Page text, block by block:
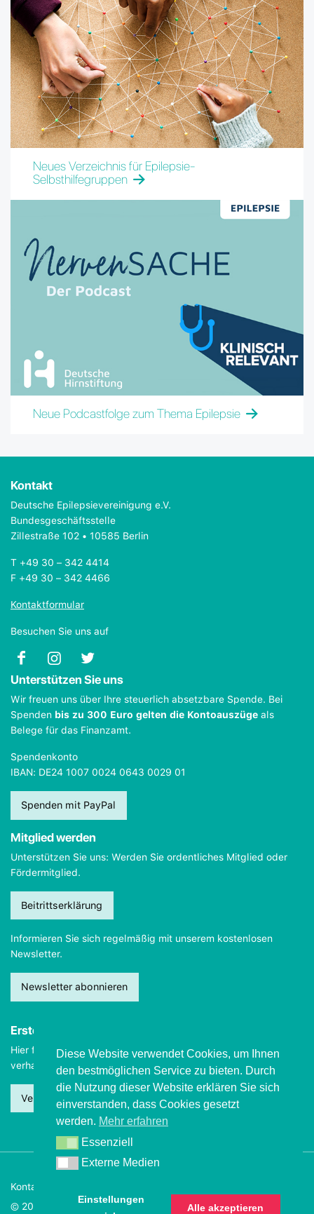
Neues Verzeichnis für Epilepsie-
Selbsthilfegruppen
Neue Podcastfolge zum Thema Epilepsie
Kontakt
Deutsche Epilepsievereinigung e.V.
Bundesgeschäftsstelle
Zillestraße 102 • 10585 Berlin
T +49 30 – 342 4414
F +49 30 – 342 4466
Kontaktformular
Besuchen Sie uns auf
Unterstützen Sie uns
Wir freuen uns über Ihre steuerlich absetzbare Spende. Bei
Spenden bis zu 300 Euro gelten die Kontoauszüge als
Belege für das Finanzamt.
Spendenkonto
IBAN: DE24 1007 0024 0643 0029 01
Spenden mit PayPal
Mitglied werden
Unterstützen Sie uns: Werden Sie ordentliches Mitglied oder
Fördermitglied.
Beitrittserklärung
Informieren Sie sich regelmäßig mit unserem kostenlosen
Newsletter.
Newsletter abonnieren
Erste Hilfe
Hier finden Sie wichtige Informationen, wie Sie sichim Notfall
verhalten sollten.
Verhalten beim Grand mal
Kontakt
© 2026 Deutsche Epilepsievereinigung
Diese Website verwendet Cookies, um Ihnen
den bestmöglichen Service zu bieten. Durch
die Nutzung dieser Website erklären Sie sich
einverstanden, dass Cookies gesetzt
werden. Mehr erfahren
EssenziellEssenziell
Externe Medien
Externe Medien
Einstellungen
Alle akzeptieren